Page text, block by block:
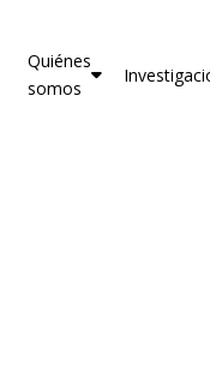
Quiénes
somos